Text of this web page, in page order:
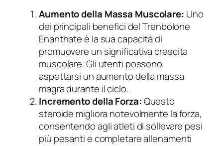
Aumento della Massa Muscolare: Uno
dei principali benefici del Trenbolone
Enanthate è la sua capacità di
promuovere un significativa crescita
muscolare. Gli utenti possono
aspettarsi un aumento della massa
magra durante il ciclo.
Incremento della Forza:Questo
steroide migliora notevolmente la forza,
consentendo agli atleti di sollevare pesi
più pesanti e completare allenamenti